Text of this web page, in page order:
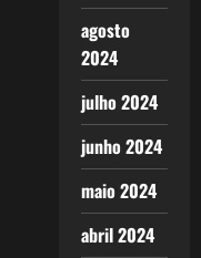
agosto
2024
julho 2024
junho 2024
maio 2024
abril 2024